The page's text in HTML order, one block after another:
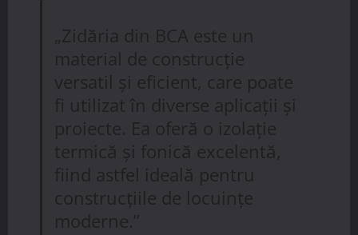
„Zidăria din BCA este un
material de construcție
versatil și eficient, care poate
fi utilizat în diverse aplicații și
proiecte. Ea oferă o izolație
termică și fonică excelentă,
fiind astfel ideală pentru
construcțiile de locuințe
moderne.”